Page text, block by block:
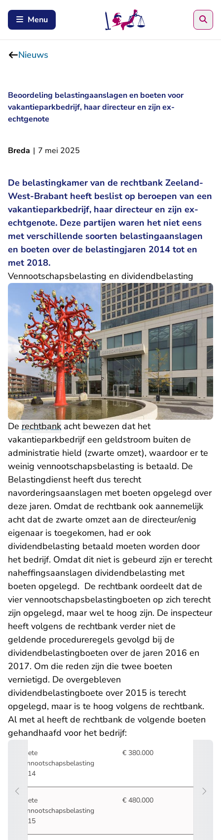
Menu
Nieuws
Beoordeling belastingaanslagen en boeten voor
vakantieparkbedrijf, haar directeur en zijn ex-
echtgenote
Breda | 7 mei 2025
De belastingkamer van de rechtbank Zeeland-
West-Brabant heeft beslist op beroepen van een
vakantieparkbedrijf, haar directeur en zijn ex-
echtgenote. Deze partijen waren het niet eens
met verschillende soorten belastingaanslagen
en boeten over de belastingjaren 2014 tot en
met 2018.
Vennootschapsbelasting en dividendbelasting
De rechtbank acht bewezen dat het
vakantieparkbedrijf een geldstroom buiten de
administratie hield (zwarte omzet), waardoor er te
weinig vennootschapsbelasting is betaald. De
Belastingdienst heeft dus terecht
navorderingsaanslagen met boeten opgelegd over
deze jaren. Omdat de rechtbank ook aannemelijk
acht dat de zwarte omzet aan de directeur/enig
eigenaar is toegekomen, had er ook
dividendbelasting betaald moeten worden door
het bedrijf. Omdat dit niet is gebeurd zijn er terecht
naheffingsaanslagen dividendbelasting met
boeten opgelegd. De rechtbank oordeelt dat de
vier vennootschapsbelastingboeten op zich terecht
zijn opgelegd, maar wel te hoog zijn. De inspecteur
heeft volgens de rechtbank verder niet de
geldende procedureregels gevolgd bij de
dividendbelastingboeten over de jaren 2016 en
2017. Om die reden zijn die twee boeten
vernietigd. De overgebleven
dividendbelastingboete over 2015 is terecht
opgelegd, maar is te hoog volgens de rechtbank.
Al met al heeft de rechtbank de volgende boeten
gehandhaafd voor het bedrijf:
Boete
vennootschapsbelasting
2014
€ 380.000
Boete
vennootschapsbelasting
2015
€ 480.000